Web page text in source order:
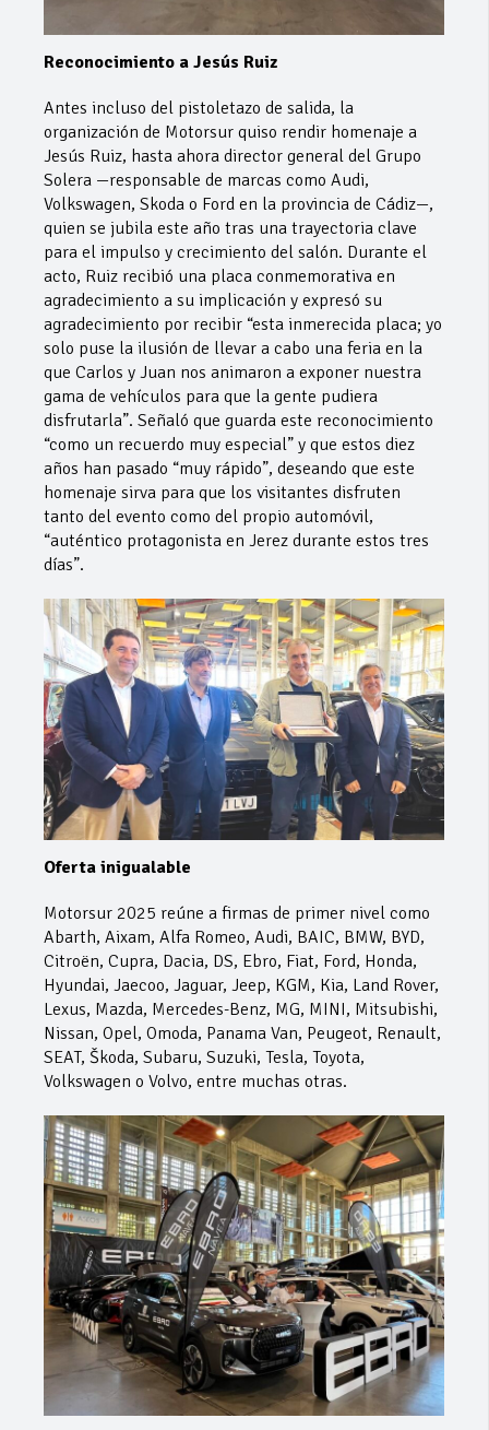
Reconocimiento a Jesús Ruiz
Antes incluso del pistoletazo de salida, la
organización de Motorsur quiso rendir homenaje a
Jesús Ruiz, hasta ahora director general del Grupo
Solera —responsable de marcas como Audi,
Volkswagen, Skoda o Ford en la provincia de Cádiz—,
quien se jubila este año tras una trayectoria clave
para el impulso y crecimiento del salón. Durante el
acto, Ruiz recibió una placa conmemorativa en
agradecimiento a su implicación y expresó su
agradecimiento por recibir “esta inmerecida placa; yo
solo puse la ilusión de llevar a cabo una feria en la
que Carlos y Juan nos animaron a exponer nuestra
gama de vehículos para que la gente pudiera
disfrutarla”. Señaló que guarda este reconocimiento
“como un recuerdo muy especial” y que estos diez
años han pasado “muy rápido”, deseando que este
homenaje sirva para que los visitantes disfruten
tanto del evento como del propio automóvil,
“auténtico protagonista en Jerez durante estos tres
días”.
Oferta inigualable
Motorsur 2025 reúne a firmas de primer nivel como
Abarth, Aixam, Alfa Romeo, Audi, BAIC, BMW, BYD,
Citroën, Cupra, Dacia, DS, Ebro, Fiat, Ford, Honda,
Hyundai, Jaecoo, Jaguar, Jeep, KGM, Kia, Land Rover,
Lexus, Mazda, Mercedes-Benz, MG, MINI, Mitsubishi,
Nissan, Opel, Omoda, Panama Van, Peugeot, Renault,
SEAT, Škoda, Subaru, Suzuki, Tesla, Toyota,
Volkswagen o Volvo, entre muchas otras.